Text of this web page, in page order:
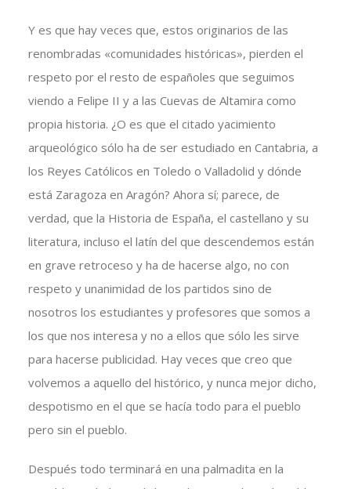
Y es que hay veces que, estos originarios de las
renombradas «comunidades históricas», pierden el
respeto por el resto de españoles que seguimos
viendo a Felipe II y a las Cuevas de Altamira como
propia historia. ¿O es que el citado yacimiento
arqueológico sólo ha de ser estudiado en Cantabria, a
los Reyes Católicos en Toledo o Valladolid y dónde
está Zaragoza en Aragón? Ahora sí; parece, de
verdad, que la Historia de España, el castellano y su
literatura, incluso el latín del que descendemos están
en grave retroceso y ha de hacerse algo, no con
respeto y unanimidad de los partidos sino de
nosotros los estudiantes y profesores que somos a
los que nos interesa y no a ellos que sólo les sirve
para hacerse publicidad. Hay veces que creo que
volvemos a aquello del histórico, y nunca mejor dicho,
despotismo en el que se hacía todo para el pueblo
pero sin el pueblo.
Después todo terminará en una palmadita en la